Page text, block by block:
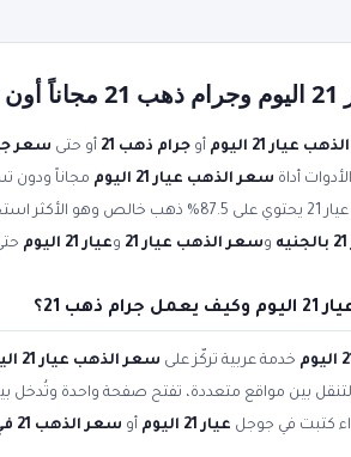
عيار 21 اليوم أو جرام ذهب 21 أو حتى سعر
أداة سعر الذهب عيار 21 اليوم
مجاناً ودون
عيار 21 بالجنيه المصري. عيار 21 يحتوي
وسعر الذهب عيار 21 وعيار 21 اليوم
ذهب 21؟
خدمة عربية تركّز على سعر الذهب عيار 21 اليوم
بين مواقع متعددة، تفتح صفحة واحدة وتُدخل
كتبت في جوجل عيار 21 اليوم أو سعر الذهب 21 في مصر